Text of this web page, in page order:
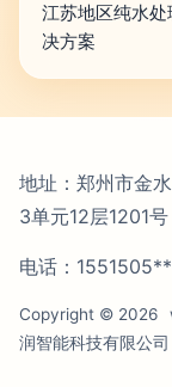
江苏地区纯水
决方案
地址：郑州市金
3单元12层1201号
电话：1551505**
Copyright © 2026
润智能科技有限公司